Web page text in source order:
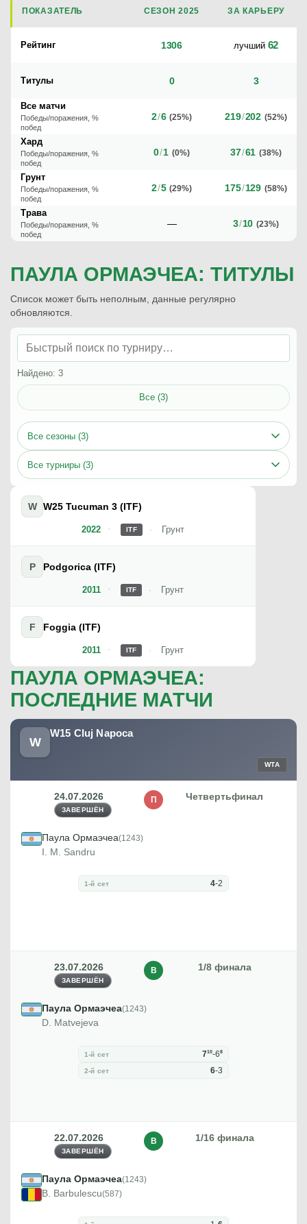
ПОКАЗАТЕЛЬ СЕЗОН 2025 ЗА КАРЬЕРУ
Рейтинг 1306 лучший 62
Титулы 0 3
Все матчи
Победы/поражения, %
побед
2/6 (25%) 219/202 (52%)
Хард
Победы/поражения, %
побед
0/1 (0%) 37/61 (38%)
Грунт
Победы/поражения, %
побед
2/5 (29%) 175/129 (58%)
Трава
Победы/поражения, %
побед
— 3/10 (23%)
ПАУЛА ОРМАЭЧЕА: ТИТУЛЫ
Список может быть неполным, данные регулярно
обновляются.
Найдено: 3
Все (3)
Все сезоны (3)
Все турниры (3)
2022
W W25 Tucuman 3 (ITF)
ITF Грунт
2011
P Podgorica (ITF)
ITF Грунт
2011
F Foggia (ITF)
ITF Грунт
ПАУЛА ОРМАЭЧЕА:
ПОСЛЕДНИЕ МАТЧИ
W
W15 Cluj Napoca
WTA
24.07.2026
ЗАВЕРШЁН
Четвертьфинал
П
Паула Ормаэчеа(1243)
I. M. Sandru
1-й сет 4-2
23.07.2026
ЗАВЕРШЁН
1/8 финала
В
Паула Ормаэчеа(1243)
D. Matvejeva
1-й сет 710-68
2-й сет 6-3
22.07.2026
ЗАВЕРШЁН
1/16 финала
В
Паула Ормаэчеа(1243)
B. Barbulescu(587)